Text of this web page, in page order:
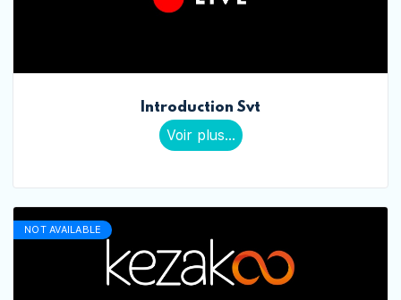
Introduction Svt
Voir plus...
NOT AVAILABLE